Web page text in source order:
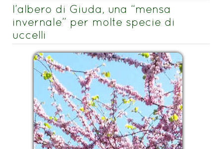
l’albero di Giuda, una “mensa
invernale” per molte specie di
uccelli